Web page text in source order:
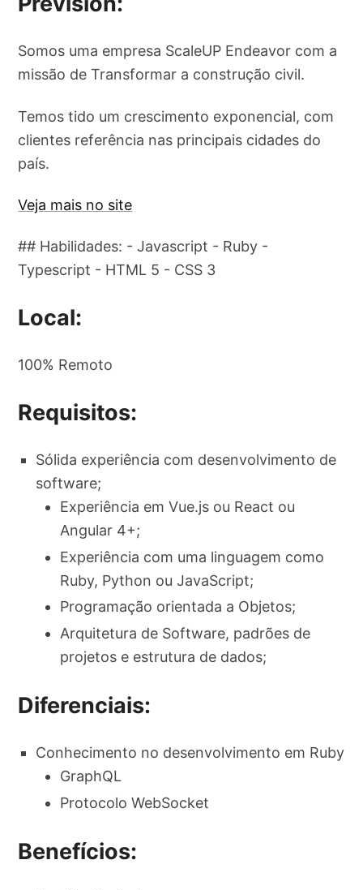
Somos uma empresa ScaleUP Endeavor com a
missão de Transformar a construção civil.
Temos tido um crescimento exponencial, com
clientes referência nas principais cidades do
país.
Veja mais no site
## Habilidades: - Javascript - Ruby -
Typescript - HTML 5 - CSS 3
Local:
100% Remoto
Requisitos:
Sólida experiência com desenvolvimento de
software;
Experiência em Vue.js ou React ou
Angular 4+;
Experiência com uma linguagem como
Ruby, Python ou JavaScript;
Programação orientada a Objetos;
Arquitetura de Software, padrões de
projetos e estrutura de dados;
Diferenciais:
Conhecimento no desenvolvimento em Ruby
GraphQL
Protocolo WebSocket
Benefícios: